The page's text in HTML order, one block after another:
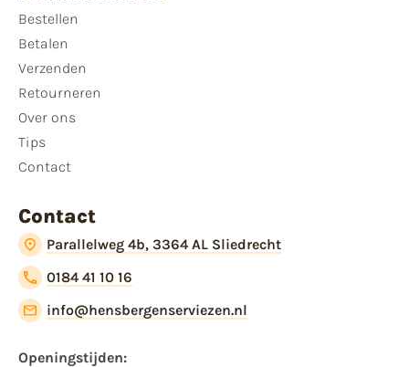
Bestellen
Betalen
Verzenden
Retourneren
Over ons
Tips
Contact
Contact
Parallelweg 4b, 3364 AL Sliedrecht
0184 41 10 16
info@hensbergenserviezen.nl
Openingstijden: